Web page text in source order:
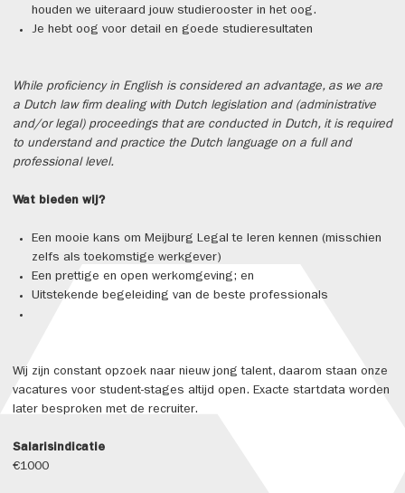
houden we uiteraard jouw studierooster in het oog.
Je hebt oog voor detail en goede studieresultaten
While proficiency in English is considered an advantage, as we are
a Dutch law firm dealing with Dutch legislation and (administrative
and/or legal) proceedings that are conducted in Dutch, it is required
to understand and practice the Dutch language on a full and
professional level.
Wat bieden wij?
Een mooie kans om Meijburg Legal te leren kennen (misschien
zelfs als toekomstige werkgever)
Een prettige en open werkomgeving; en
Uitstekende begeleiding van de beste professionals
Wij zijn constant opzoek naar nieuw jong talent, daarom staan onze
vacatures voor student-stages altijd open. Exacte startdata worden
later besproken met de recruiter.
Salarisindicatie
€1000